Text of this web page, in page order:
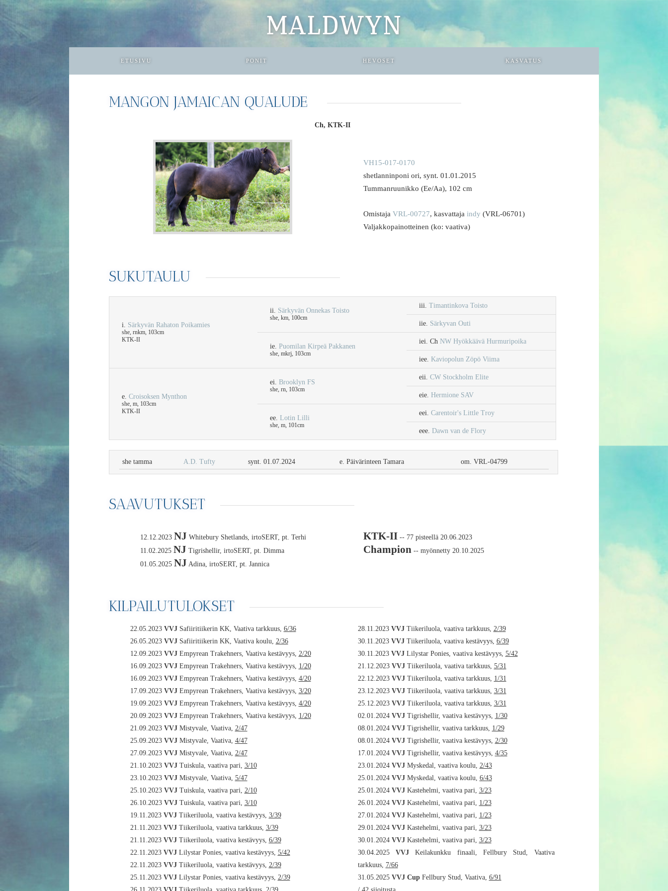
MALDWYN
ETUSIVU PONIT HEVOSET KASVATUS
MANGON JAMAICAN QUALUDE
Ch, KTK-II
VH15-017-0170
shetlanninponi ori, synt. 01.01.2015
Tummanruunikko (Ee/Aa), 102 cm
OmistajaVRL-00727, kasvattaja indy (VRL-06701)
Valjakkopainotteinen (ko: vaativa)
SUKUTAULU
i. Särkyvän Rahaton Poikamies
she, rnkm, 103cm
KTK-II
ii. Särkyvän Onnekas Toisto
she, km, 100cm
iii. Timantinkova Toisto
iie. Särkyvan Outi
ie. Puomilan Kirpeä Pakkanen
she, mkrj, 103cm
iei. Ch NW Hyökkäävä Hurmuripoika
iee. Kaviopolun Zöpö Viima
e. Croisoksen Mynthon
she, m, 103cm
KTK-II
ei. Brooklyn FS
she, rn, 103cm
eii. CW Stockholm Elite
eie. Hermione SAV
ee. Lotin Lilli
she, m, 101cm
eei. Carentoir's Little Troy
eee. Dawn van de Flory
she tamma A.D. Tufty synt. 01.07.2024 e. Päivärinteen Tamara om. VRL-04799
SAAVUTUKSET
12.12.2023 NJ Whitebury Shetlands, irtoSERT, pt. Terhi
11.02.2025 NJ Tigrishellir, irtoSERT, pt. Dimma
01.05.2025 NJ Adina, irtoSERT, pt. Jannica
KTK-II-- 77 pisteellä 20.06.2023
Champion-- myönnetty 20.10.2025
KILPAILUTULOKSET
22.05.2023 VVJSafiiritiikerin KK, Vaativa tarkkuus, 6/36
26.05.2023 VVJSafiiritiikerin KK, Vaativa koulu, 2/36
12.09.2023 VVJEmpyrean Trakehners, Vaativa kestävyys, 2/20
16.09.2023 VVJEmpyrean Trakehners, Vaativa kestävyys, 1/20
16.09.2023 VVJEmpyrean Trakehners, Vaativa kestävyys, 4/20
17.09.2023 VVJEmpyrean Trakehners, Vaativa kestävyys, 3/20
19.09.2023 VVJEmpyrean Trakehners, Vaativa kestävyys, 4/20
20.09.2023 VVJEmpyrean Trakehners, Vaativa kestävyys, 1/20
21.09.2023 VVJMistyvale, Vaativa, 2/47
25.09.2023 VVJMistyvale, Vaativa, 4/47
27.09.2023 VVJMistyvale, Vaativa, 2/47
21.10.2023 VVJTuiskula, vaativa pari, 3/10
23.10.2023 VVJMistyvale, Vaativa, 5/47
25.10.2023 VVJTuiskula, vaativa pari, 2/10
26.10.2023 VVJTuiskula, vaativa pari, 3/10
19.11.2023 VVJTiikeriluola, vaativa kestävyys, 3/39
21.11.2023 VVJTiikeriluola, vaativa tarkkuus, 3/39
21.11.2023 VVJTiikeriluola, vaativa kestävyys, 6/39
22.11.2023 VVJLilystar Ponies, vaativa kestävyys, 5/42
22.11.2023 VVJTiikeriluola, vaativa kestävyys, 2/39
25.11.2023 VVJLilystar Ponies, vaativa kestävyys, 2/39
28.11.2023 VVJTiikeriluola, vaativa tarkkuus, 2/39
30.11.2023 VVJTiikeriluola, vaativa kestävyys, 6/39
30.11.2023 VVJLilystar Ponies, vaativa kestävyys, 5/42
21.12.2023 VVJTiikeriluola, vaativa tarkkuus, 5/31
22.12.2023 VVJTiikeriluola, vaativa tarkkuus, 1/31
23.12.2023 VVJTiikeriluola, vaativa tarkkuus, 3/31
25.12.2023 VVJTiikeriluola, vaativa tarkkuus, 3/31
02.01.2024 VVJTigrishellir, vaativa kestävyys, 1/30
08.01.2024 VVJTigrishellir, vaativa tarkkuus, 1/29
08.01.2024 VVJTigrishellir, vaativa kestävyys, 2/30
17.01.2024 VVJTigrishellir, vaativa kestävyys, 4/35
23.01.2024 VVJMyskedal, vaativa koulu, 2/43
25.01.2024 VVJMyskedal, vaativa koulu, 6/43
25.01.2024 VVJKastehelmi, vaativa pari, 3/23
26.01.2024 VVJKastehelmi, vaativa pari, 1/23
27.01.2024 VVJKastehelmi, vaativa pari, 1/23
29.01.2024 VVJKastehelmi, vaativa pari, 3/23
30.01.2024 VVJKastehelmi, vaativa pari, 3/23
30.04.2025 VVJKeilakunkku finaali, Fellbury Stud, Vaativa
tarkkuus, 7/66
31.05.2025 VVJ CupFellbury Stud, Vaativa, 6/91